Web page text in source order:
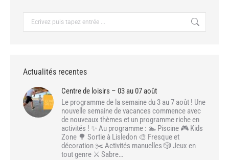
Actualités recentes
Centre de loisirs – 03 au 07 août
Le programme de la semaine du 3 au 7 août ! Une
nouvelle semaine de vacances commence avec
de nouveaux thèmes et un programme riche en
activités ! ✨ Au programme : 🏊 Piscine 🎮 Kids
Zone 🌳 Sortie à Lisledon 🎨 Fresque et
décoration ✂️ Activités manuelles 🎲 Jeux en
tout genre ⚔️ Sabre…